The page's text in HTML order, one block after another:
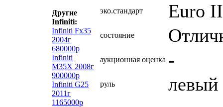
Другие
Infiniti:
Infiniti Fx35
2004г
680000р
Infiniti
M35X 2008г
900000р
Infiniti G25
2011г
1165000р
эко.стандарт Euro
состояние
аукционная оценка -
руль левый